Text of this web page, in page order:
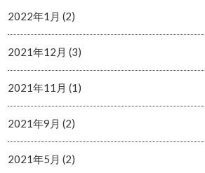
2022年1月 (2)
2021年12月 (3)
2021年11月 (1)
2021年9月 (2)
2021年5月 (2)